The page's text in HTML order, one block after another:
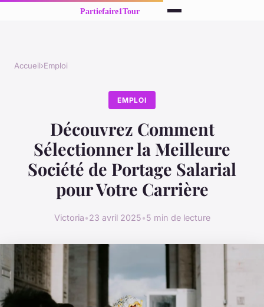
Accueil›Emploi
EMPLOI
Découvrez Comment
Sélectionner la Meilleure
Société de Portage Salarial
pour Votre Carrière
Victoria•23 avril 2025•5 min de lecture